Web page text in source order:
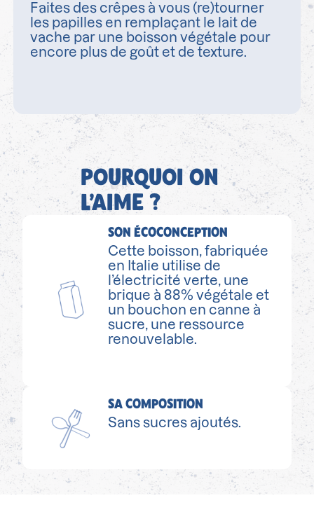
Faites des crêpes à vous (re)tourner
les papilles en remplaçant le lait de
vache par une boisson végétale pour
encore plus de goût et de texture.
POURQUOI ON
L’AIME ?
SON ÉCOCONCEPTION
Cette boisson, fabriquée
en Italie utilise de
l’électricité verte, une
brique à 88% végétale et
un bouchon en canne à
sucre, une ressource
renouvelable.
SA COMPOSITION
Sans sucres ajoutés.